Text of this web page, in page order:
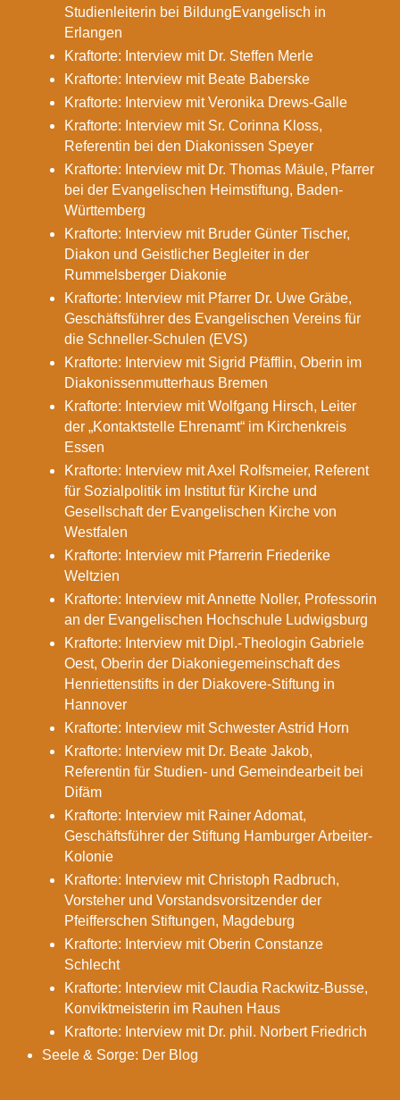
Studienleiterin bei BildungEvangelisch in
Erlangen
Kraftorte: Interview mit Dr. Steffen Merle
Kraftorte: Interview mit Beate Baberske
Kraftorte: Interview mit Veronika Drews-Galle
Kraftorte: Interview mit Sr. Corinna Kloss,
Referentin bei den Diakonissen Speyer
Kraftorte: Interview mit Dr. Thomas Mäule, Pfarrer
bei der Evangelischen Heimstiftung, Baden-
Württemberg
Kraftorte: Interview mit Bruder Günter Tischer,
Diakon und Geistlicher Begleiter in der
Rummelsberger Diakonie
Kraftorte: Interview mit Pfarrer Dr. Uwe Gräbe,
Geschäftsführer des Evangelischen Vereins für
die Schneller-Schulen (EVS)
Kraftorte: Interview mit Sigrid Pfäfflin, Oberin im
Diakonissenmutterhaus Bremen
Kraftorte: Interview mit Wolfgang Hirsch, Leiter
der „Kontaktstelle Ehrenamt“ im Kirchenkreis
Essen
Kraftorte: Interview mit Axel Rolfsmeier, Referent
für Sozialpolitik im Institut für Kirche und
Gesellschaft der Evangelischen Kirche von
Westfalen
Kraftorte: Interview mit Pfarrerin Friederike
Weltzien
Kraftorte: Interview mit Annette Noller, Professorin
an der Evangelischen Hochschule Ludwigsburg
Kraftorte: Interview mit Dipl.-Theologin Gabriele
Oest, Oberin der Diakoniegemeinschaft des
Henriettenstifts in der Diakovere-Stiftung in
Hannover
Kraftorte: Interview mit Schwester Astrid Horn
Kraftorte: Interview mit Dr. Beate Jakob,
Referentin für Studien- und Gemeindearbeit bei
Difäm
Kraftorte: Interview mit Rainer Adomat,
Geschäftsführer der Stiftung Hamburger Arbeiter-
Kolonie
Kraftorte: Interview mit Christoph Radbruch,
Vorsteher und Vorstandsvorsitzender der
Pfeifferschen Stiftungen, Magdeburg
Kraftorte: Interview mit Oberin Constanze
Schlecht
Kraftorte: Interview mit Claudia Rackwitz-Busse,
Konviktmeisterin im Rauhen Haus
Kraftorte: Interview mit Dr. phil. Norbert Friedrich
Seele & Sorge: Der Blog